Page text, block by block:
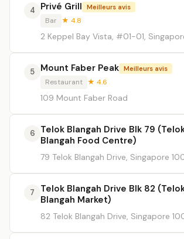
4 Privé Grill Meilleurs avis
Bar ★ 4.8
2 Keppel Bay Vista, #01-01,
5 Mount Faber Peak Meilleurs avis
Restaurant ★ 4.6
109 Mount Faber Road
6
Telok Blangah Drive Blk 79
Blangah Food Centre)
79 Telok Blangah Drive, Singapore
7
Telok Blangah Drive Blk 82
Blangah Market)
82 Telok Blangah Drive, Singapore